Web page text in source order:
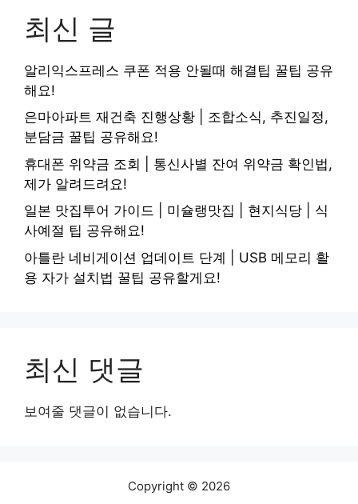
최신 글
알리익스프레스 쿠폰 적용 안될때 해결팁 꿀팁 공유
해요!
은마아파트 재건축 진행상황 | 조합소식, 추진일정,
분담금 꿀팁 공유해요!
휴대폰 위약금 조회 | 통신사별 잔여 위약금 확인법,
제가 알려드려요!
일본 맛집투어 가이드 | 미슐랭맛집 | 현지식당 | 식
사예절 팁 공유해요!
아틀란 네비게이션 업데이트 단계 | USB 메모리 활
용 자가 설치법 꿀팁 공유할게요!
최신 댓글
보여줄 댓글이 없습니다.
Copyright © 2026